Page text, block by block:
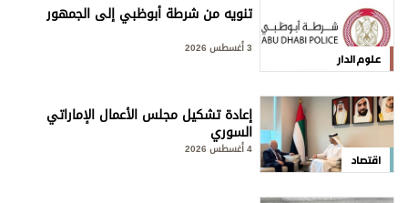
علوم الدار
تنويه من شرطة أبوظبي إلى الجمهور
اقتصاد
إعادة تشكيل مجلس الأعمال الإماراتي
السوري
4 أغسطس 2026